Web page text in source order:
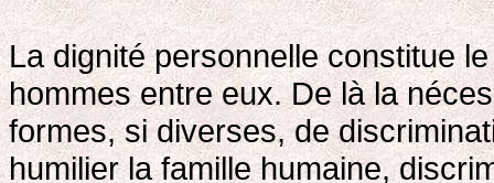
La dignité personnelle constitue
hommes entre eux. De là la
formes, si diverses, de
humilier la famille humaine,